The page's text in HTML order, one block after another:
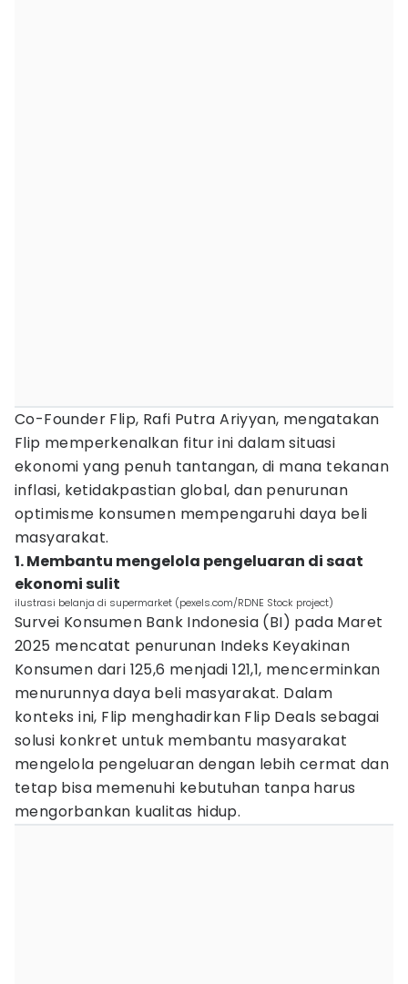
Co-Founder Flip, Rafi Putra Ariyyan, mengatakan
Flip memperkenalkan fitur ini dalam situasi
ekonomi yang penuh tantangan, di mana tekanan
inflasi, ketidakpastian global, dan penurunan
optimisme konsumen mempengaruhi daya beli
masyarakat.
1. Membantu mengelola pengeluaran di saat
ekonomi sulit
ilustrasi belanja di supermarket (pexels.com/RDNE Stock project)
Survei Konsumen Bank Indonesia (BI) pada Maret
2025 mencatat penurunan Indeks Keyakinan
Konsumen dari 125,6 menjadi 121,1, mencerminkan
menurunnya daya beli masyarakat. Dalam
konteks ini, Flip menghadirkan Flip Deals sebagai
solusi konkret untuk membantu masyarakat
mengelola pengeluaran dengan lebih cermat dan
tetap bisa memenuhi kebutuhan tanpa harus
mengorbankan kualitas hidup.